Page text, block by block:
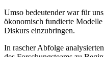
Umso bedeutender war für
ökonomisch fundierte
Diskurs einzubringen.
In rascher Abfolge